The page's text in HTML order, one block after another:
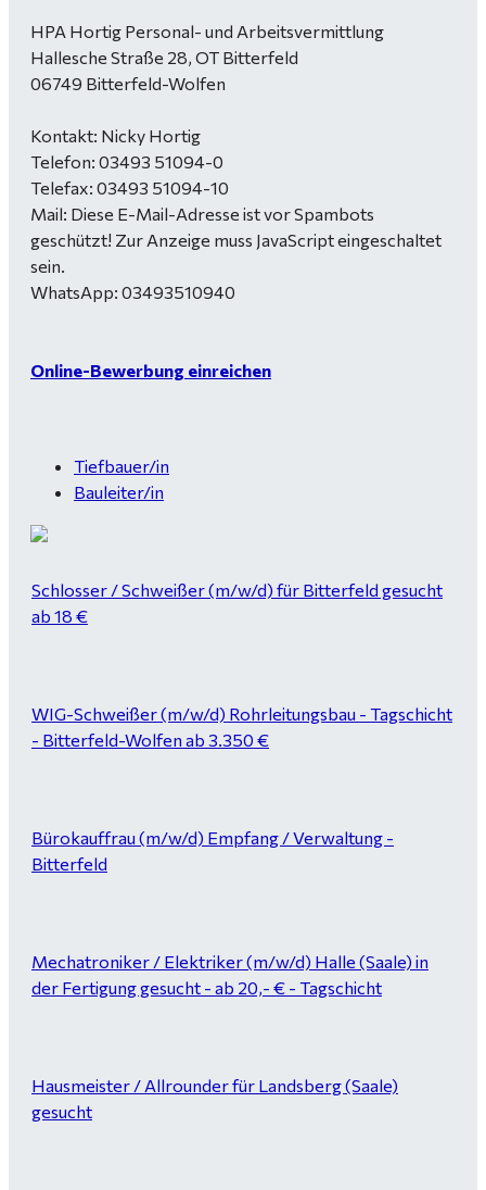
HPA Hortig Personal- und Arbeitsvermittlung
Hallesche Straße 28, OT Bitterfeld
06749 Bitterfeld-Wolfen
Kontakt: Nicky Hortig
Telefon: 03493 51094-0
Telefax: 03493 51094-10
Mail: Diese E-Mail-Adresse ist vor Spambots
geschützt! Zur Anzeige muss JavaScript eingeschaltet
sein.
WhatsApp: 03493510940
Online-Bewerbung einreichen
Tiefbauer/in
Bauleiter/in
Schlosser / Schweißer (m/w/d) für Bitterfeld gesucht
ab 18 €
WIG-Schweißer (m/w/d) Rohrleitungsbau - Tagschicht
- Bitterfeld-Wolfen ab 3.350 €
Bürokauffrau (m/w/d) Empfang / Verwaltung -
Bitterfeld
Mechatroniker / Elektriker (m/w/d) Halle (Saale) in
der Fertigung gesucht - ab 20,- € - Tagschicht
Hausmeister / Allrounder für Landsberg (Saale)
gesucht